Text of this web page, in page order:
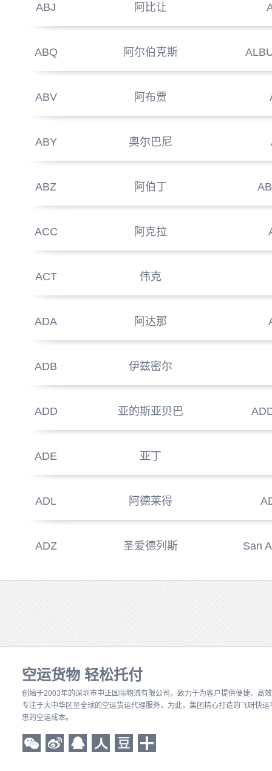
ABJ 阿比让
ABQ 阿尔伯克斯
ABV 阿布贾
ABY 奥尔巴尼
ABZ 阿伯丁
ACC 阿克拉
ACT 伟克
ADA 阿达那
ADB 伊兹密尔
ADD 亚的斯亚贝巴
ADE 亚丁
ADL 阿德莱得
ADZ 圣爱德列斯 San
空运货物 轻松托付
创始于2003年的深圳市中正国际物流有限公司 ，致力于为客户提供便捷、高
专注于大中华区至全球的空运货运代理服务，为此，集团精心打造的飞呀快
惠的空运成本。